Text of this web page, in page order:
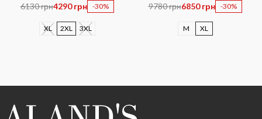
6130 грн4290 грн -30%
XL 2XL 3XL
9780 грн6850 грн -30%
M XL